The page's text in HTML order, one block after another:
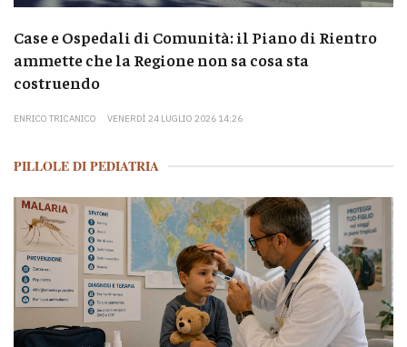
Case e Ospedali di Comunità: il Piano di Rientro
ammette che la Regione non sa cosa sta
costruendo
ENRICO TRICANICO VENERDÌ 24 LUGLIO 2026 14:26
PILLOLE DI PEDIATRIA